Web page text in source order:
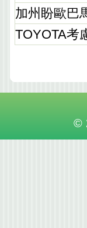
加州盼歐巴
TOYOTA考
©